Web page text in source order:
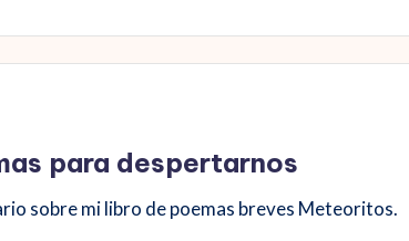
para despertarnos
sobre mi libro de poemas breves Meteoritos.